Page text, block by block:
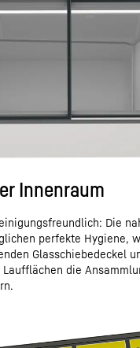
Innenraum
Die
perfekte Hygiene,
Glasschiebedeckel
die